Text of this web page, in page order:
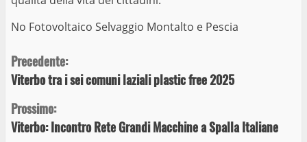
No Fotovoltaico Selvaggio Montalto e Pescia
Continue
Reading
Precedente:
Viterbo tra i sei comuni laziali plastic free 2025
Prossimo:
Viterbo: Incontro Rete Grandi Macchine a Spalla Italiane